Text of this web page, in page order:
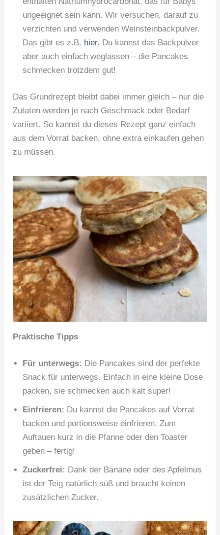
ungeeignet sein kann. Wir versuchen, darauf zu
verzichten und verwenden Weinsteinbackpulver.
Das gibt es z.B. hier. Du kannst das Backpulver
aber auch einfach weglassen – die Pancakes
schmecken trotzdem gut!
Das Grundrezept bleibt dabei immer gleich – nur die
Zutaten werden je nach Geschmack oder Bedarf
variiert. So kannst du dieses Rezept ganz einfach
aus dem Vorrat backen, ohne extra einkaufen gehen
zu müssen.
Praktische Tipps
Für unterwegs: Die Pancakes sind der perfekte
Snack für unterwegs. Einfach in eine kleine Dose
packen, sie schmecken auch kalt super!
Einfrieren: Du kannst die Pancakes auf Vorrat
backen und portionsweise einfrieren. Zum
Auftauen kurz in die Pfanne oder den Toaster
geben – fertig!
Zuckerfrei: Dank der Banane oder des Apfelmus
ist der Teig natürlich süß und braucht keinen
zusätzlichen Zucker.